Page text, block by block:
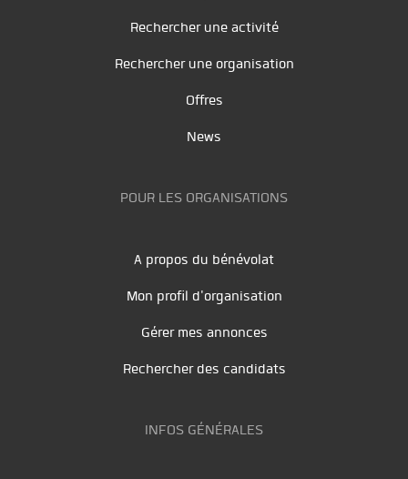
Rechercher une activité
Rechercher une organisation
Offres
News
POUR LES ORGANISATIONS
A propos du bénévolat
Mon profil d'organisation
Gérer mes annonces
Rechercher des candidats
INFOS GÉNÉRALES